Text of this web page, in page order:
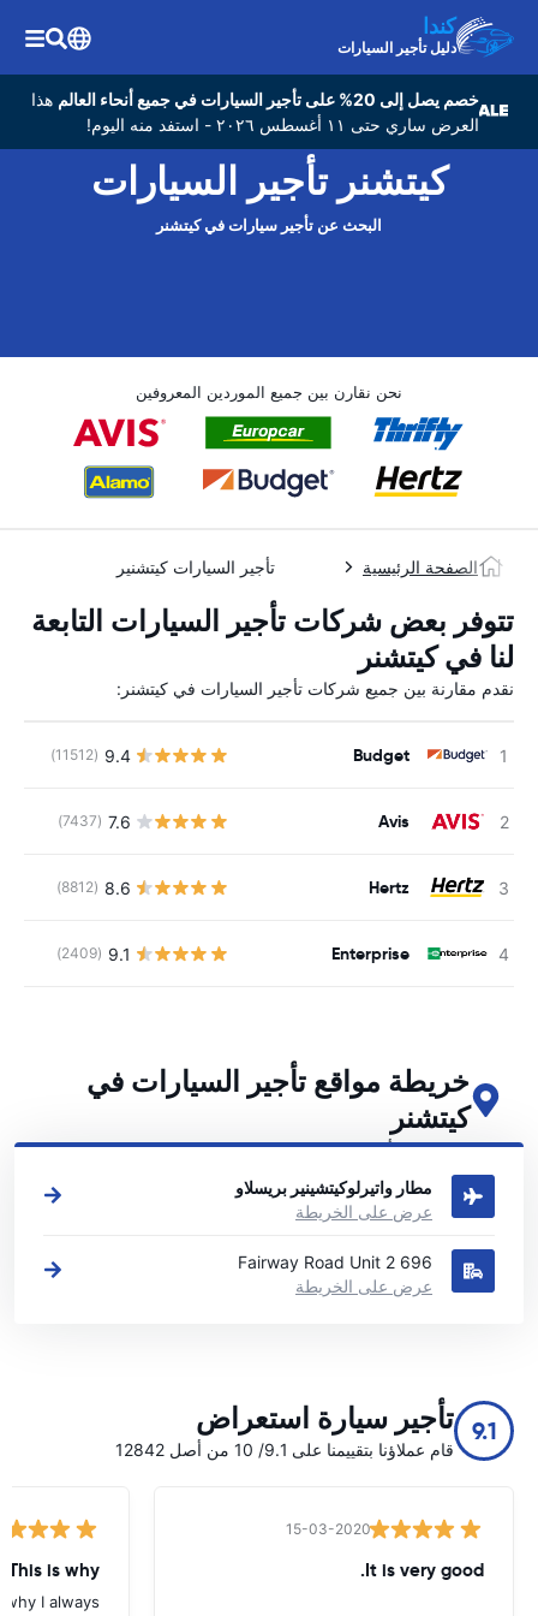
كندا
دليل تأجير السيارات
خصم يصل إلى 20% على تأجير السيارات في جميع أنحاء العالم
هذا
العرض ساري حتى ١١ أغسطس ٢٠٢٦ - استفد منه اليوم!
كيتشنر تأجير السيارات
البحث عن تأجير سيارات في كيتشنر
نحن نقارن بين جميع الموردين المعروفين
الصفحة الرئيسية تأجير السيارات كيتشنير
تتوفر بعض شركات تأجير السيارات التابعة
لنا في كيتشنر
نقدم مقارنة بين جميع شركات تأجير السيارات في كيتشنر:
Budget
9.4
(11512)
Avis
7.6
(7437)
Hertz
8.6
(8812)
Enterprise
9.1
(2409)
خريطة مواقع تأجير السيارات في
كيتشنر
اطلع على مواقع تأجير السيارات الرئيسية لدينا في كيتشنر
مطار واتيرلوكيتشينير بريسلاو
عرض على الخريطة
696 Fairway Road Unit 2
عرض على الخريطة
9.1 تأجير سيارة استعراض
قام عملاؤنا بتقييمنا على 9.1/ 10 من أصل 12842
15-03-2020
It is very good.
This is why
I always